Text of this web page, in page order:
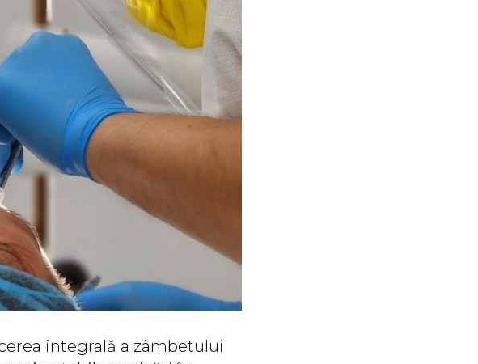
integrală a zâmbetului